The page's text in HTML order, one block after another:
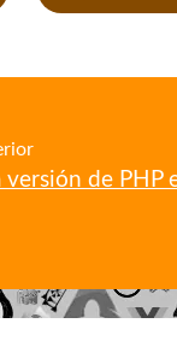
versión de PHP